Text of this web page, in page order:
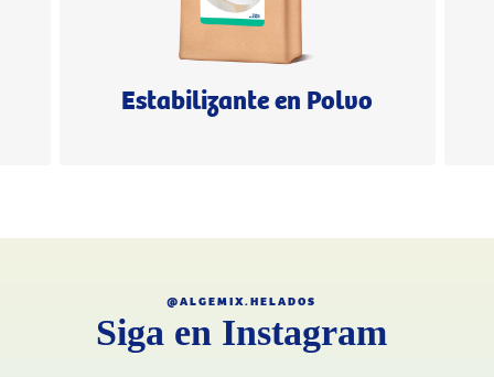
Estabilizante en Polvo
@ALGEMIX.HELADOS
Siga en Instagram